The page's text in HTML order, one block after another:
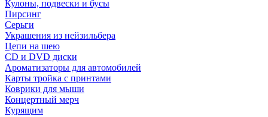
Кулоны, подвески и бусы
Пирсинг
Серьги
Украшения из нейзильбера
Цепи на шею
CD и DVD диски
Ароматизаторы для автомобилей
Карты тройка с принтами
Коврики для мыши
Концертный мерч
Курящим